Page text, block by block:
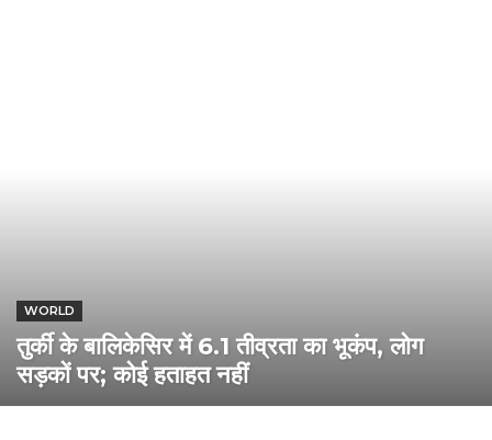
WORLD
तुर्की के बालिकेसिर में 6.1 तीव्रता का भूकंप, लोग
सड़कों पर; कोई हताहत नहीं